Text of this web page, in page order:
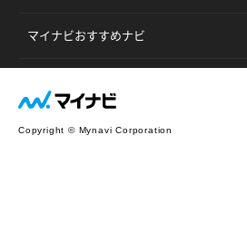
マイナビおすすめナビ
Copyright © Mynavi Corporation